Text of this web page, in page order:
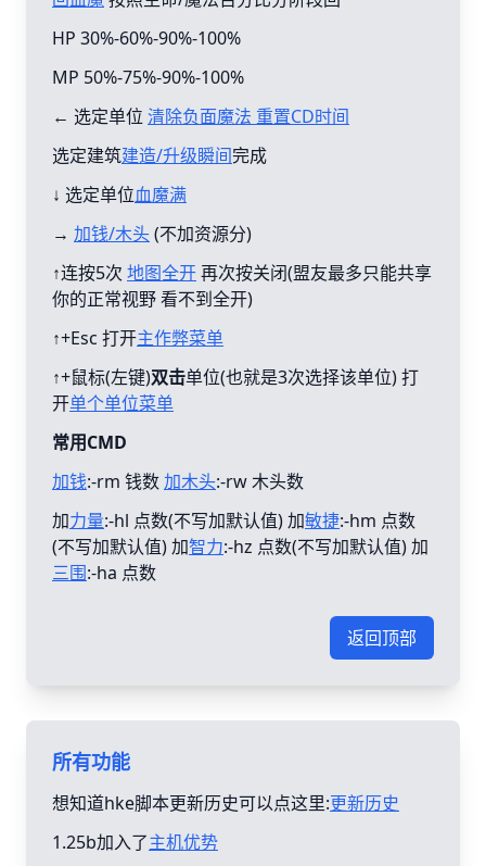
HP 30%-60%-90%-100%
MP 50%-75%-90%-100%
← 选定单位 清除负面魔法 重置CD时间
选定建筑建造/升级瞬间完成
↓ 选定单位血魔满
→ 加钱/木头(不加资源分)
↑连按5次 地图全开再次按关闭(盟友最多只能共享
你的正常视野 看不到全开)
↑+Esc 打开主作弊菜单
↑+鼠标(左键)双击单位(也就是3次选择该单位) 打
开单个单位菜单
常用CMD
加钱:-rm 钱数加木头:-rw 木头数
加力量:-hl 点数(不写加默认值) 加敏捷:-hm 点数
(不写加默认值) 加智力:-hz 点数(不写加默认值) 加
三围:-ha 点数
返回顶部
所有功能
想知道hke脚本更新历史可以点这里:更新历史
1.25b加入了主机优势